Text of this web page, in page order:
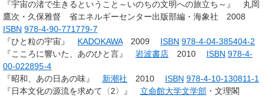
『宇宙の渚で生きるということ～いのちの文明への旅立ち～』 丸岡
鷹次・久保雅督 省エネルギーセンター出版部編・海象社 2008
ISBN 978-4-90-771779-7
『ひと粒の宇宙』 KADOKAWA2009 ISBN 978-4-04-385404-2
『こころに響いた、あのひと言』 岩波書店 2010 ISBN 978-4-
00-022895-4
『昭和、あの日あの味』 新潮社 2010 ISBN 978-4-10-130811-1
『日本文化の源流を求めて〈2〉』 立命館大学文学部 ・文理閣